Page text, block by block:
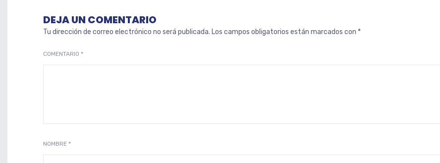
DEJA UN COMENTARIO
Tu dirección de correo electrónico no será publicada. Los campos obligatorios están marcados con *
COMENTARIO *
NOMBRE *